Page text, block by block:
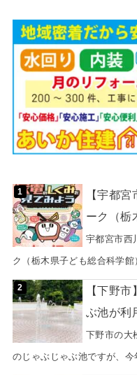
【宇都
ーク（栃
宇都宮市西
ク（栃木県子ども総合科学
【下野
ぶ池が利
下野市の大
のじゃぶじゃぶ池ですが、今